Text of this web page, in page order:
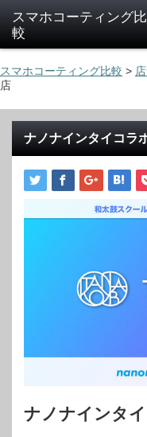
スマホコーティング比較 >
店
ナノナインタイコラ
ナノナインタ